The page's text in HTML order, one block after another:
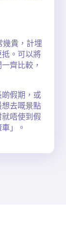
貴，計埋
。可以將
齊比較，
假期，或
去嘅景點
唔使到假
」。